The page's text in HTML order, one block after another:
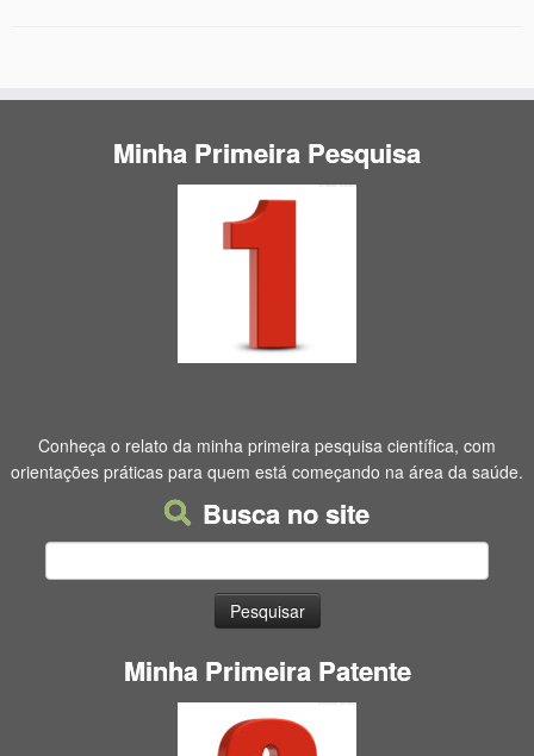
Minha Primeira Pesquisa
Conheça o relato da minha primeira pesquisa científica, com
orientações práticas para quem está começando na área da saúde.
Busca no site
Minha Primeira Patente